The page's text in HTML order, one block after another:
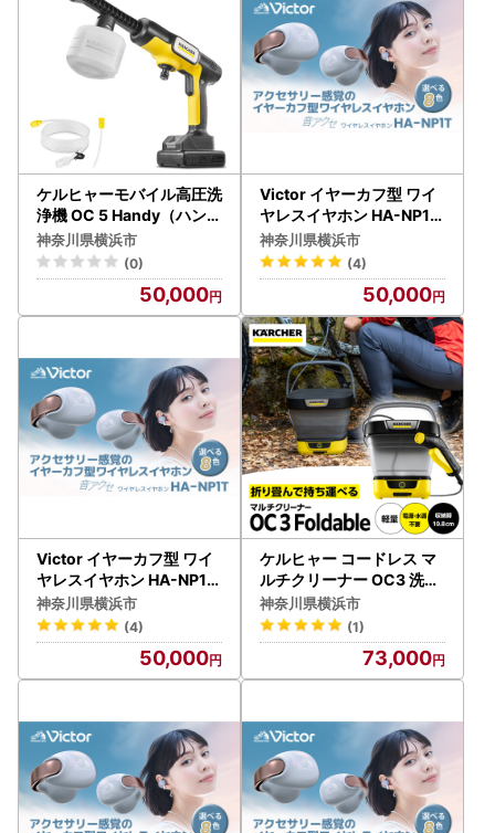
ケルヒャーモバイル高圧洗
浄機 OC 5 Handy（ハンデ
ィジェット） APV0006
神奈川県横浜市
(0)
50,000
Victor イヤーカフ型 ワイ
ヤレスイヤホン HA-NP1T
-AN エターナルブルー イ
ヤホン AJZ0014VC06
神奈川県横浜市
(4)
50,000
Victor イヤーカフ型 ワイ
ヤレスイヤホン HA-NP1T
-H アイスグレー イヤホン
AJZ0014VC03
神奈川県横浜市
(4)
50,000
ケルヒャー コードレス マ
ルチクリーナー OC3 洗浄
機 掃除 アウトドア APV0
005
神奈川県横浜市
(1)
73,000